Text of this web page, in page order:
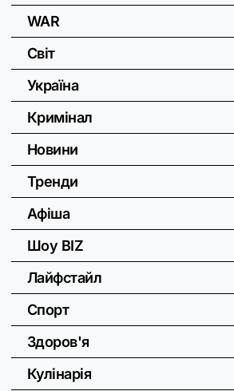
WAR
Світ
Україна
Кримінал
Новини
Тренди
Афіша
Шоу BIZ
Лайфстайл
Спорт
Здоров'я
Кулінарія